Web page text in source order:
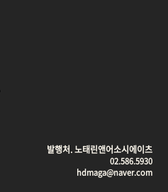
발행처. 노태린앤어소시에이츠
02.586.5930
hdmaga@naver.com